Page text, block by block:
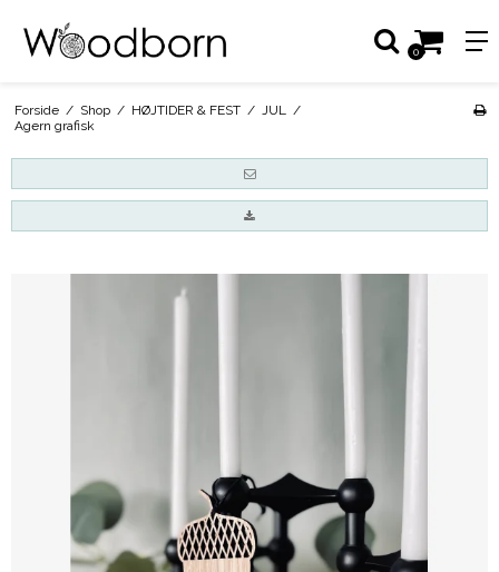
0
Forside / Shop / HØJTIDER & FEST / JUL /
Agern grafisk